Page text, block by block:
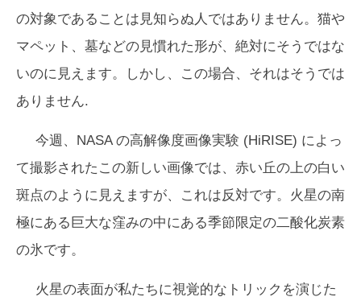
の対象であることは見知らぬ人ではありません。猫や
マペット、墓などの見慣れた形が、絶対にそうではな
いのに見えます。しかし、この場合、それはそうでは
ありません.
今週、NASA の高解像度画像実験 (HiRISE) によっ
て撮影されたこの新しい画像では、赤い丘の上の白い
斑点のように見えますが、これは反対です。火星の南
極にある巨大な窪みの中にある季節限定の二酸化炭素
の氷です。
火星の表面が私たちに視覚的なトリックを演じた